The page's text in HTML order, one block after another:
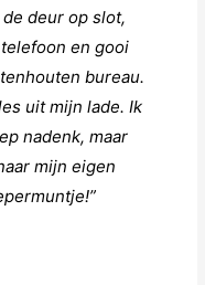
deur op slot,
en gooi
bureau.
uit mijn lade. Ik
nadenk, maar
mijn eigen